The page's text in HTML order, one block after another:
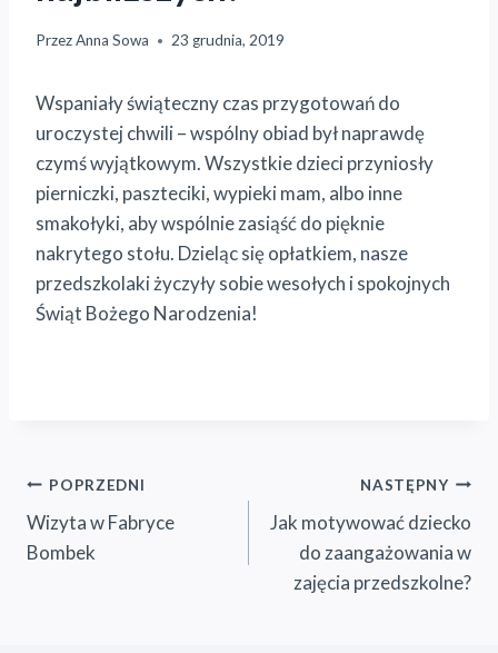
PrzezAnna Sowa 23 grudnia, 2019
Wspaniały świąteczny czas przygotowań do
uroczystej chwili – wspólny obiad był naprawdę
czymś wyjątkowym. Wszystkie dzieci przyniosły
pierniczki, paszteciki, wypieki mam, albo inne
smakołyki, aby wspólnie zasiąść do pięknie
nakrytego stołu. Dzieląc się opłatkiem, nasze
przedszkolaki życzyły sobie wesołych i spokojnych
Świąt Bożego Narodzenia!
Nawigacja
wpisu
POPRZEDNI
Wizyta w Fabryce
Bombek
NASTĘPNY
Jak motywować dziecko
do zaangażowania w
zajęcia przedszkolne?